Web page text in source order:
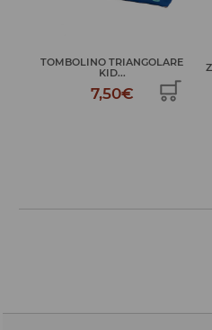
ZAINO BAMBINI KIDS SURFIN...
22,99€